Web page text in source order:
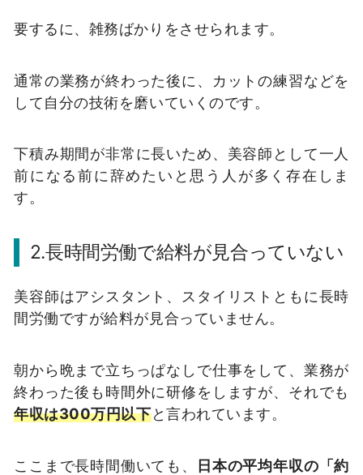
要するに、雑務ばかりをさせられます。
通常の業務が終わった後に、カットの練習などを
して自分の技術を磨いていくのです。
下積み期間が非常に長いため、美容師として一人
前になる前に辞めたいと思う人が多く存在しま
す。
2.長時間労働で給料が見合っていない
美容師はアシスタント、スタイリストともに長時
間労働ですが給料が見合っていません。
朝から晩まで立ちっぱなしで仕事をして、業務が
終わった後も時間外に研修をしますが、それでも
年収は300万円以下と言われています。
ここまで長時間働いても、
日本の平均年収の「約